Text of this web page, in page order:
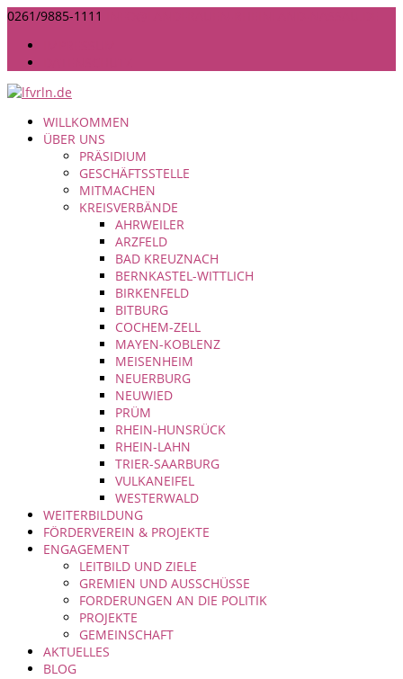
0261/9885-1111
WILLKOMMEN
ÜBER UNS
PRÄSIDIUM
GESCHÄFTSSTELLE
MITMACHEN
KREISVERBÄNDE
AHRWEILER
ARZFELD
BAD KREUZNACH
BERNKASTEL-WITTLICH
BIRKENFELD
BITBURG
COCHEM-ZELL
MAYEN-KOBLENZ
MEISENHEIM
NEUERBURG
NEUWIED
PRÜM
RHEIN-HUNSRÜCK
RHEIN-LAHN
TRIER-SAARBURG
VULKANEIFEL
WESTERWALD
WEITERBILDUNG
FÖRDERVEREIN & PROJEKTE
ENGAGEMENT
LEITBILD UND ZIELE
GREMIEN UND AUSSCHÜSSE
FORDERUNGEN AN DIE POLITIK
PROJEKTE
GEMEINSCHAFT
AKTUELLES
BLOG